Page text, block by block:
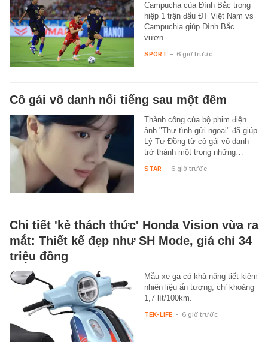
Campucha của Đình Bắc trong
hiệp 1 trận đấu ĐT Việt Nam vs
Campuchia giúp Đình Bắc
vươn…
SPORT - 6 giờ trước
Cô gái vô danh nổi tiếng sau một đêm
Thành công của bộ phim điện
ảnh "Thư tình gửi ngoại" đã giúp
Lý Tư Đồng từ cô gái vô danh
trở thành một trong những…
STAR - 6 giờ trước
Chi tiết 'kẻ thách thức' Honda Vision vừa ra
mắt: Thiết kế đẹp như SH Mode, giá chỉ 34
triệu đồng
Mẫu xe ga có khả năng tiết kiệm
nhiên liệu ấn tượng, chỉ khoảng
1,7 lít/100km.
TEK-LIFE - 6 giờ trước